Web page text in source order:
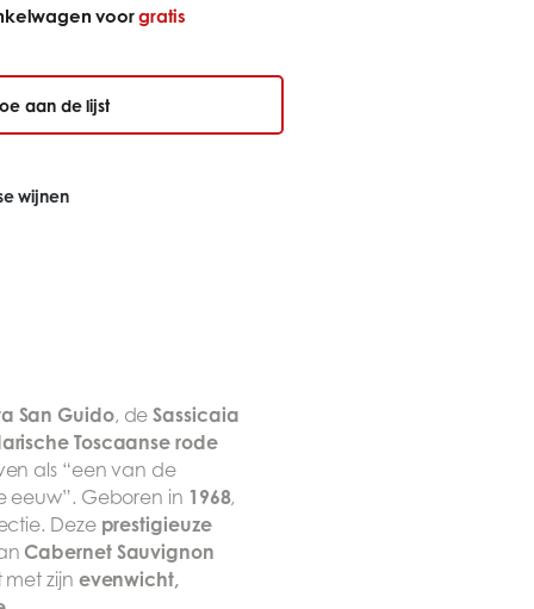
voorgratis
aan de lijst
wijnen
San Guido, deSassicaia
Toscaanse rode
als “een van de
eeuw”. Geboren in 1968,
Deze prestigieuze
Cabernet Sauvignon
met zijn evenwicht,